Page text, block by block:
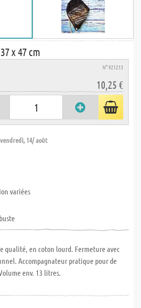
x 47 cm
N° 921213
10,25 €
vendredi, 14/ août
variées
qualité, en coton lourd. Fermeture avec
Accompagnateur pratique pour de
env. 13 litres.